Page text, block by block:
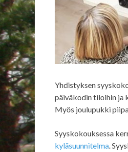
Yhdistyksen
päiväkodin tiloihin ja
Myös joulupukki
Syyskokouksessa
kyläsuunnitelma.